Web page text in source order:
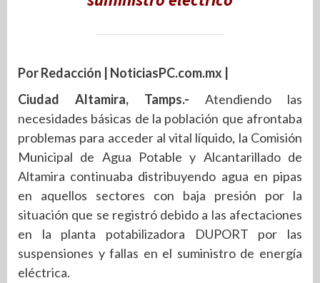
Por Redacción | NoticiasPC.com.mx |
Ciudad Altamira, Tamps.- Atendiendo las
necesidades básicas de la población que afrontaba
problemas para acceder al vital líquido, la Comisión
Municipal de Agua Potable y Alcantarillado de
Altamira continuaba distribuyendo agua en pipas
en aquellos sectores con baja presión por la
situación que se registró debido a las afectaciones
en la planta potabilizadora DUPORT por las
suspensiones y fallas en el suministro de energía
eléctrica.